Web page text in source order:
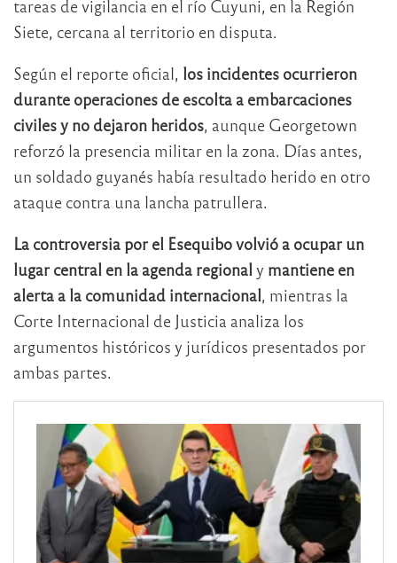
tareas de vigilancia en el río Cuyuni, en la Región
Siete, cercana al territorio en disputa.
Según el reporte oficial, los incidentes ocurrieron
durante operaciones de escolta a embarcaciones
civiles y no dejaron heridos, aunque Georgetown
reforzó la presencia militar en la zona. Días antes,
un soldado guyanés había resultado herido en otro
ataque contra una lancha patrullera.
La controversia por el Esequibo volvió a ocupar un
lugar central en la agenda regional y mantiene en
alerta a la comunidad internacional, mientras la
Corte Internacional de Justicia analiza los
argumentos históricos y jurídicos presentados por
ambas partes.